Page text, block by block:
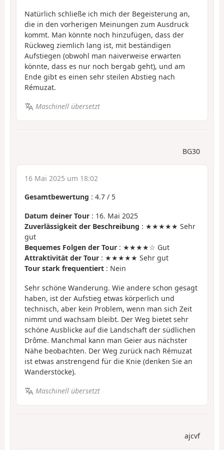
Natürlich schließe ich mich der Begeisterung an,
die in den vorherigen Meinungen zum Ausdruck
kommt. Man könnte noch hinzufügen, dass der
Rückweg ziemlich lang ist, mit beständigen
Aufstiegen (obwohl man naiverweise erwarten
könnte, dass es nur noch bergab geht), und am
Ende gibt es einen sehr steilen Abstieg nach
Rémuzat.
Maschinell übersetzt
BG30
16 Mai 2025 um 18:02
Gesamtbewertung : 4.7 / 5
Datum deiner Tour : 16. Mai 2025
Zuverlässigkeit der Beschreibung : ★★★★★ Sehr
gut
Bequemes Folgen der Tour : ★★★★☆ Gut
Attraktivität der Tour : ★★★★★ Sehr gut
Tour stark frequentiert : Nein
Sehr schöne Wanderung. Wie andere schon gesagt
haben, ist der Aufstieg etwas körperlich und
technisch, aber kein Problem, wenn man sich Zeit
nimmt und wachsam bleibt. Der Weg bietet sehr
schöne Ausblicke auf die Landschaft der südlichen
Drôme. Manchmal kann man Geier aus nächster
Nähe beobachten. Der Weg zurück nach Rémuzat
ist etwas anstrengend für die Knie (denken Sie an
Wanderstöcke).
Maschinell übersetzt
ajcvf